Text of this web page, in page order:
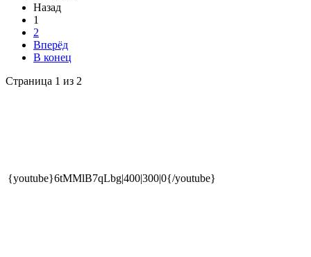
Назад
1
2
Вперёд
В конец
Страница 1 из 2
{youtube}6tMMlB7qLbg|400|300|0{/youtube}